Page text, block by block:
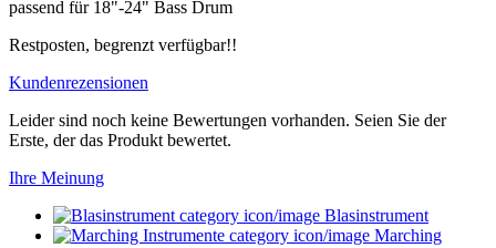
passend für 18"-24" Bass Drum
Restposten, begrenzt verfügbar!!
Kundenrezensionen
Leider sind noch keine Bewertungen vorhanden. Seien Sie der
Erste, der das Produkt bewertet.
Ihre Meinung
Blasinstrument
Marching